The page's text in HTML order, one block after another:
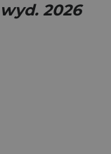
2026